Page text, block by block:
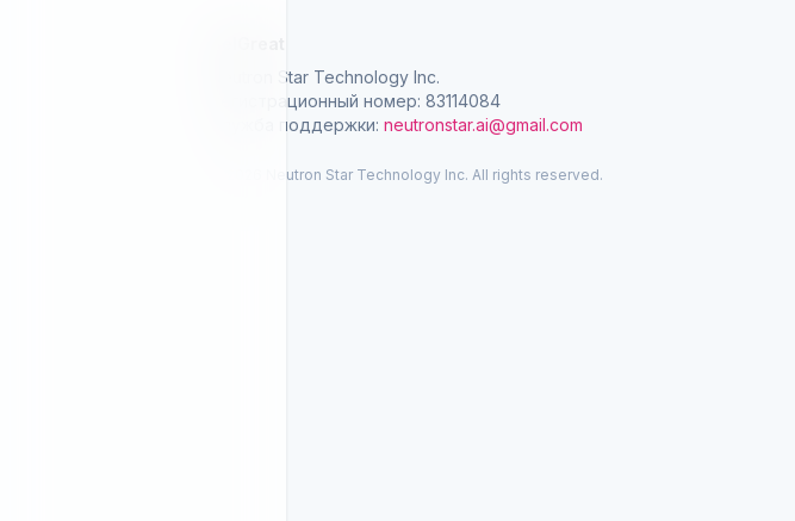
Neutron Star Technology Inc.
Регистрационный номер: 83114084
Служба поддержки: neutronstar.ai@gmail.com
© 2026 Neutron Star Technology Inc. All rights reserved.